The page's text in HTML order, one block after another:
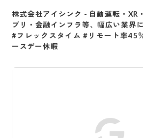
株式会社アイシンク - 自動運転・XR
プリ・金融インフラ等、幅広い業界
#フレックスタイム #リモート率45
ースデー休暇